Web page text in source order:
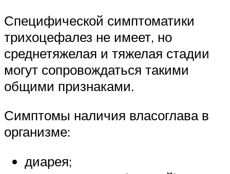
Специфической симптоматики
трихоцефалез не имеет, но
среднетяжелая и тяжелая стадии
могут сопровождаться такими
общими признаками.
Симптомы наличия власоглава в
организме:
диарея;